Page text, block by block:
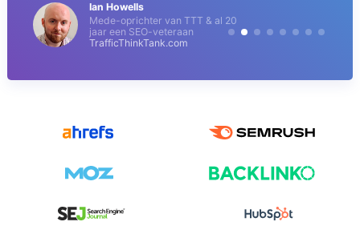
Ian Howells
Mede-oprichter van TTT & al 20
jaar een SEO-veteraan
TrafficThinkTank.com